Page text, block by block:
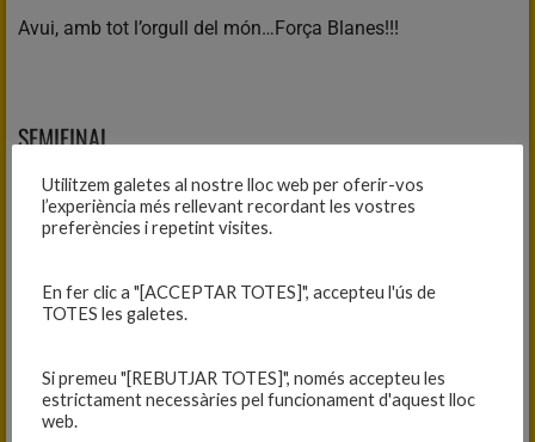
Avui, amb tot l’orgull del món…Força Blanes!!!
SEMIFINAL
JÚNIOR A MASCULÍ, 81
C.B. SALT, 60
FINAL
JÚNIOR A MASCULÍ, 80
Utilitzem galetes al nostre lloc web per oferir-vos
l’experiència més rellevant recordant les vostres
preferències i repetint visites.
En fer clic a "[ACCEPTAR TOTES]", accepteu l'ús de
TOTES les galetes.
Si premeu "[REBUTJAR TOTES]", només accepteu les
estrictament necessàries pel funcionament d'aquest lloc
web.